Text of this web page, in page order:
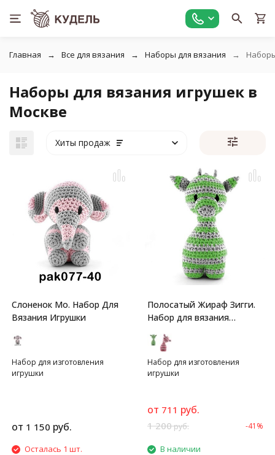
Главная Все для вязания Наборы для вязания
Наборы для вязания игрушек в
Москве
Хиты продаж
Слоненок Мо. Набор Для
Вязания Игрушки
Набор для изготовления
игрушки
от 1 150 руб.
Осталась 1 шт.
Полосатый Жираф Зигги.
Набор для вязания
Набор для изготовления
игрушки
от 711 руб.
1 200руб. -41%
В наличии